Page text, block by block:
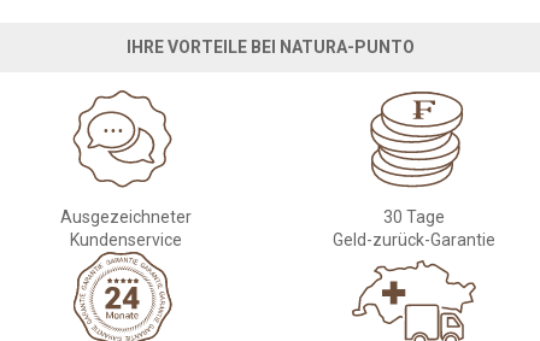
IHRE VORTEILE BEI NATURA-PUNTO
Ausgezeichneter
Kundenservice
30 Tage
Geld-zurück-Garantie